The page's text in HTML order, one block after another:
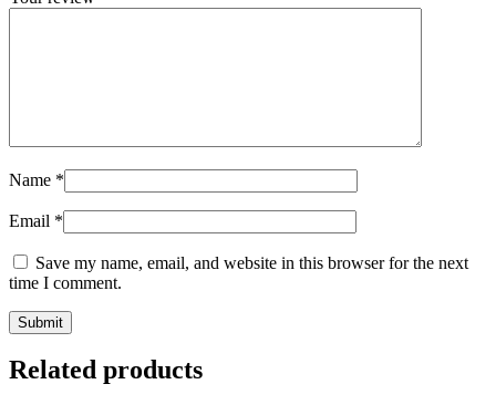
Name *
Email *
Save my name, email, and website in this browser for the next
time I comment.
Related products